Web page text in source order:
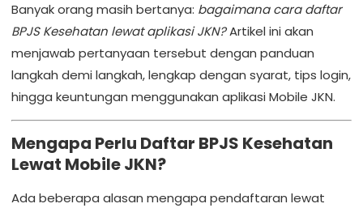
Banyak orang masih bertanya: bagaimana cara daftar
BPJS Kesehatan lewat aplikasi JKN?Artikel ini akan
menjawab pertanyaan tersebut dengan panduan
langkah demi langkah, lengkap dengan syarat, tips login,
hingga keuntungan menggunakan aplikasi Mobile JKN.
Mengapa Perlu Daftar BPJS Kesehatan
Lewat Mobile JKN?
Ada beberapa alasan mengapa pendaftaran lewat